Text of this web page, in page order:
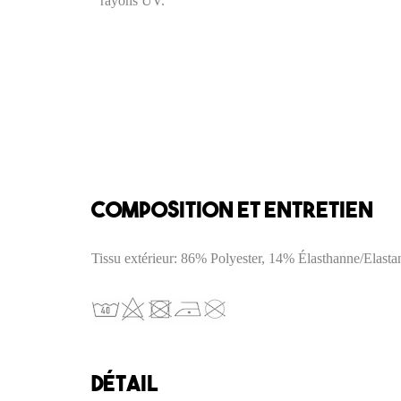
Composition et entretien
Tissu extérieur: 86% Polyester, 14% Élasthanne/
DÉTAIL